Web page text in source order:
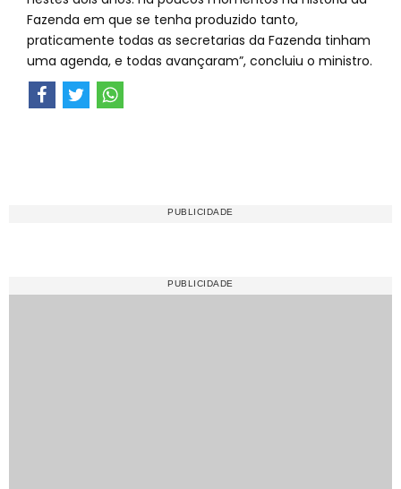
Fazenda em que se tenha produzido tanto,
praticamente todas as secretarias da Fazenda tinham
uma agenda, e todas avançaram”, concluiu o ministro.